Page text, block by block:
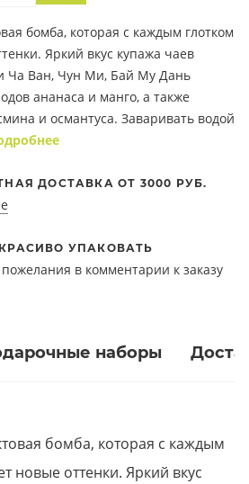
бомба, которая с каждым глотком
Яркий вкус купажа чаев
Ча Ван, Чун Ми, Бай Му Дань
ананаса и манго, а также
и османтуса. Заваривать водой
ДОСТАВКА ОТ 3000 РУБ.
УПАКОВАТЬ
в комментарии к заказу
наборы
бомба, которая с каждым
новые оттенки. Яркий вкус